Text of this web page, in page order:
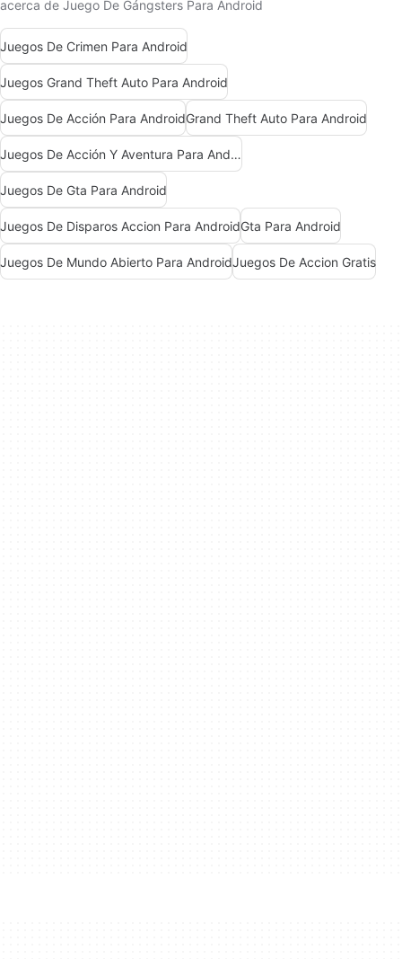
acerca de Juego De Gángsters Para Android
Juegos De Crimen Para Android
Juegos Grand Theft Auto Para Android
Juegos De Acción Para AndroidGrand Theft Auto Para Android
Juegos De Acción Y Aventura Para Android
Juegos De Gta Para Android
Juegos De Disparos Accion Para AndroidGta Para Android
Juegos De Mundo Abierto Para AndroidJuegos De Accion Gratis